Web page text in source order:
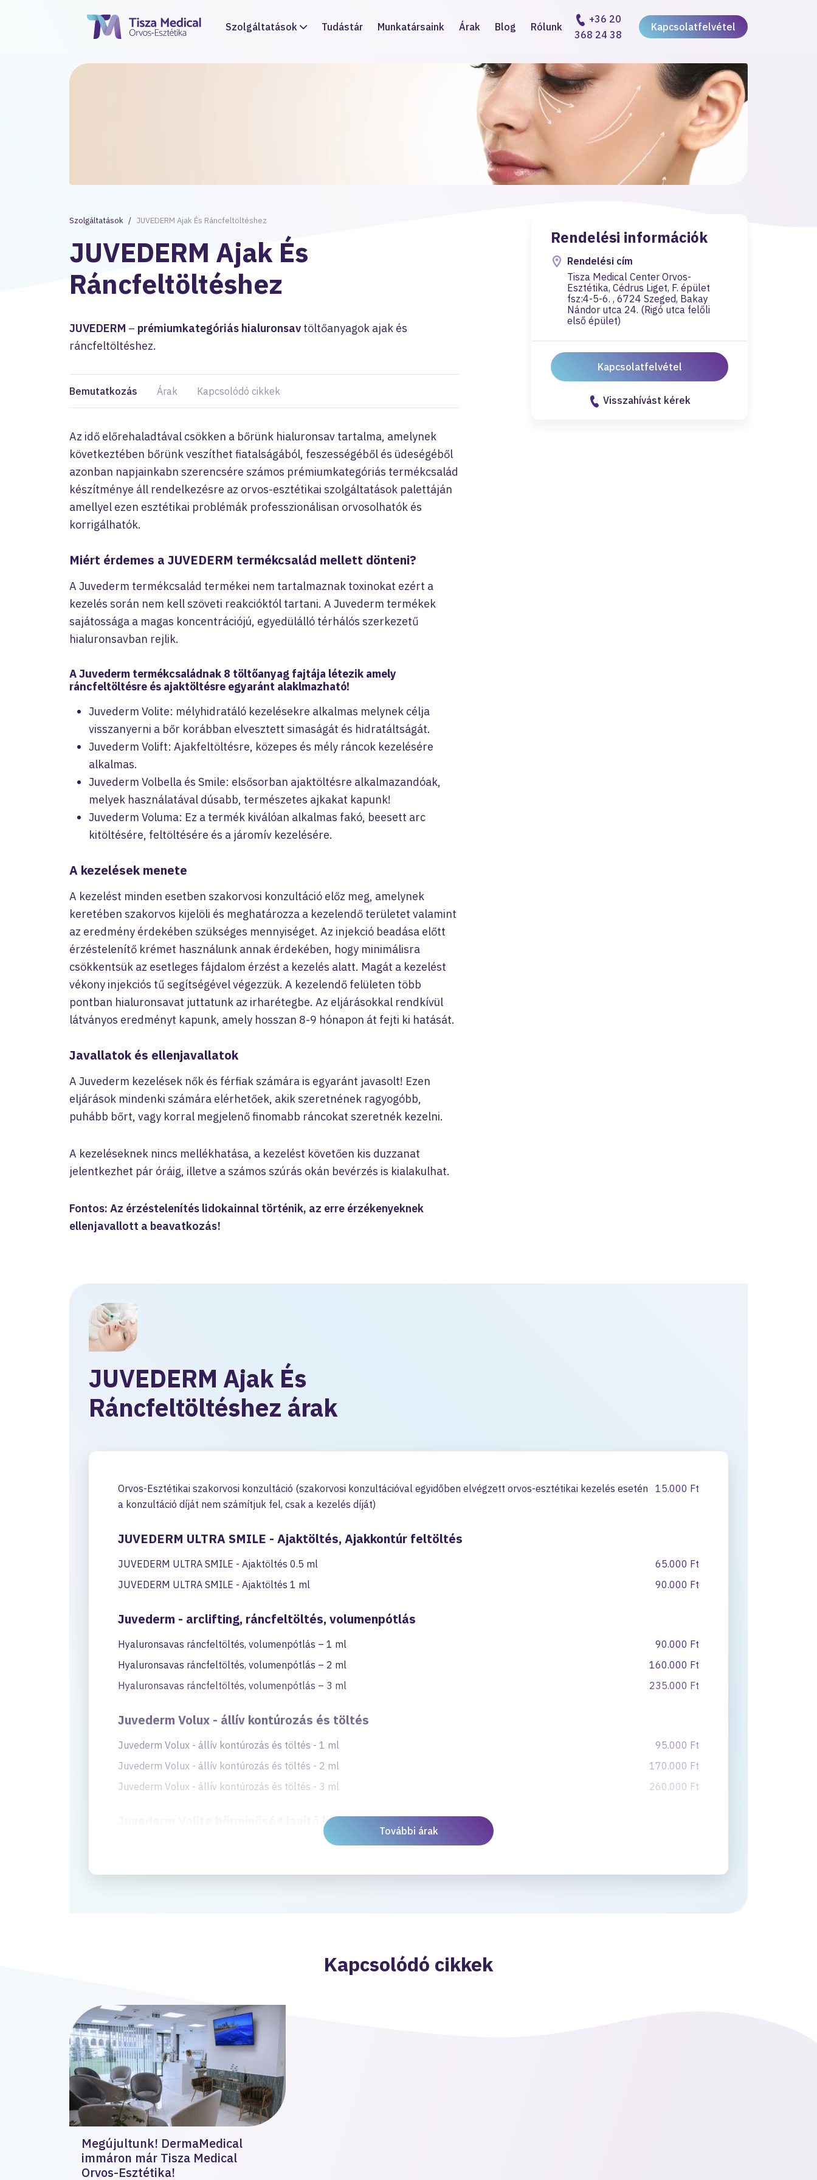
Szolgáltatások Tudástár Munkatársaink Árak Blog Rólunk
+36 20
368 24 38
Kapcsolatfelvétel
Szolgáltatások JUVEDERM Ajak És Ráncfeltöltéshez
JUVEDERM Ajak És
Ráncfeltöltéshez
JUVEDERM – prémiumkategóriás hialuronsav töltőanyagok ajak és
ráncfeltöltéshez.
Bemutatkozás Árak Kapcsolódó cikkek
Az idő előrehaladtával csökken a bőrünk hialuronsav tartalma, amelynek
következtében bőrünk veszíthet fiatalságából, feszességéből és üdeségéből
azonban napjainkabn szerencsére számos prémiumkategóriás termékcsalád
készítménye áll rendelkezésre az orvos-esztétikai szolgáltatások palettáján
amellyel ezen esztétikai problémák professzionálisan orvosolhatók és
korrigálhatók.
Miért érdemes a JUVEDERM termékcsalád mellett dönteni?
A Juvederm termékcsalád termékei nem tartalmaznak toxinokat ezért a
kezelés során nem kell szöveti reakcióktól tartani. A Juvederm termékek
sajátossága a magas koncentrációjú, egyedülálló térhálós szerkezetű
hialuronsavban rejlik.
A Juvederm termékcsaládnak 8 töltőanyag fajtája létezik amely
ráncfeltöltésre és ajaktöltésre egyaránt alaklmazható!
Juvederm Volite: mélyhidratáló kezelésekre alkalmas melynek célja
visszanyerni a bőr korábban elvesztett simaságát és hidratáltságát.
Juvederm Volift: Ajakfeltöltésre, közepes és mély ráncok kezelésére
alkalmas.
Juvederm Volbella és Smile: elsősorban ajaktöltésre alkalmazandóak,
melyek használatával dúsabb, természetes ajkakat kapunk!
Juvederm Voluma: Ez a termék kiválóan alkalmas fakó, beesett arc
kitöltésére, feltöltésére és a járomív kezelésére.
A kezelések menete
A kezelést minden esetben szakorvosi konzultáció előz meg, amelynek
keretében szakorvos kijelöli és meghatározza a kezelendő területet valamint
az eredmény érdekében szükséges mennyiséget. Az injekció beadása előtt
érzéstelenítő krémet használunk annak érdekében, hogy minimálisra
csökkentsük az esetleges fájdalom érzést a kezelés alatt. Magát a kezelést
vékony injekciós tű segítségével végezzük. A kezelendő felületen több
pontban hialuronsavat juttatunk az irharétegbe. Az eljárásokkal rendkívül
látványos eredményt kapunk, amely hosszan 8-9 hónapon át fejti ki hatását.
Javallatok és ellenjavallatok
A Juvederm kezelések nők és férfiak számára is egyaránt javasolt! Ezen
eljárások mindenki számára elérhetőek, akik szeretnének ragyogóbb,
puhább bőrt, vagy korral megjelenő finomabb ráncokat szeretnék kezelni.
A kezeléseknek nincs mellékhatása, a kezelést követően kis duzzanat
jelentkezhet pár óráig, illetve a számos szúrás okán bevérzés is kialakulhat.
Fontos: Az érzéstelenítés lidokainnal történik, az erre érzékenyeknek
ellenjavallott a beavatkozás!
Rendelési információk
Rendelési cím
Tisza Medical Center Orvos-
Esztétika, Cédrus Liget, F. épület
fsz:4-5-6. , 6724 Szeged, Bakay
Nándor utca 24. (Rigó utca felőli
első épület)
Kapcsolatfelvétel
Visszahívást kérek
JUVEDERM Ajak És
Ráncfeltöltéshez árak
Orvos-Esztétikai szakorvosi konzultáció (szakorvosi konzultációval egyidőben elvégzett orvos-esztétikai kezelés esetén
a konzultáció díját nem számítjuk fel, csak a kezelés díját)
15.000 Ft
JUVEDERM ULTRA SMILE - Ajaktöltés, Ajakkontúr feltöltés
JUVEDERM ULTRA SMILE - Ajaktöltés 0.5 ml
65.000 Ft
JUVEDERM ULTRA SMILE - Ajaktöltés 1 ml
90.000 Ft
Juvederm - arclifting, ráncfeltöltés, volumenpótlás
Hyaluronsavas ráncfeltöltés, volumenpótlás – 1 ml
90.000 Ft
Hyaluronsavas ráncfeltöltés, volumenpótlás – 2 ml
160.000 Ft
Hyaluronsavas ráncfeltöltés, volumenpótlás – 3 ml
235.000 Ft
Juvederm Volux - állív kontúrozás és töltés
Juvederm Volux - állív kontúrozás és töltés - 1 ml
95.000 Ft
Juvederm Volux - állív kontúrozás és töltés - 2 ml
170.000 Ft
Juvederm Volux - állív kontúrozás és töltés - 3 ml
260.000 Ft
Juvederm Volite bőrminőség javító kezelés
Juvederm Volite bőrminőség javító kezelés - arc területe
További árak
Kapcsolódó cikkek
Megújultunk! DermaMedical
immáron már Tisza Medical
Orvos-Esztétika!